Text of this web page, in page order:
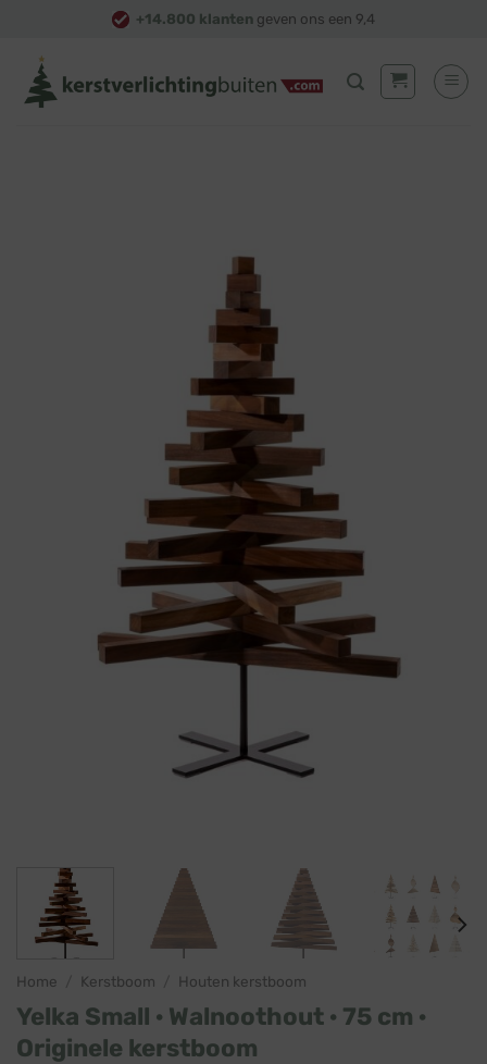
content
+14.800 klanten geven ons een 9,4
Home Kerstboom Houten kerstboom
Yelka Small · Walnoothout · 75 cm ·
Originele kerstboom